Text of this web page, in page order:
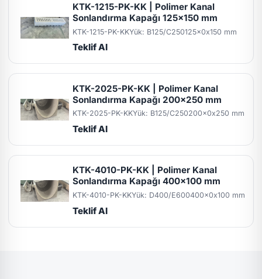
KTK-1215-PK-KK | Polimer Kanal
Sonlandırma Kapağı 125x150 mm
KTK-1215-PK-KKYük: B125/C250125x0x150 mm
Teklif Al
KTK-2025-PK-KK | Polimer Kanal
Sonlandırma Kapağı 200x250 mm
KTK-2025-PK-KKYük: B125/C250200x0x250 mm
Teklif Al
KTK-4010-PK-KK | Polimer Kanal
Sonlandırma Kapağı 400x100 mm
KTK-4010-PK-KKYük: D400/E600400x0x100 mm
Teklif Al